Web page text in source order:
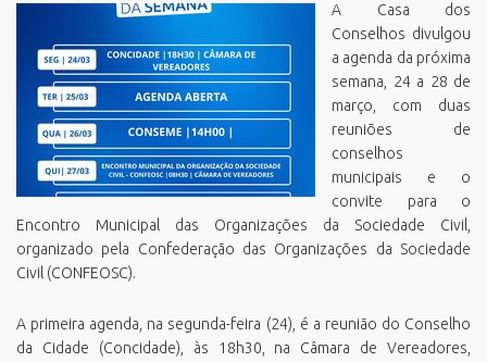
A Casa dos
Conselhos divulgou
a agenda da próxima
semana, 24 a 28 de
março, com duas
reuniões de
conselhos
municipais e o
convite para o
Encontro Municipal das Organizações da Sociedade Civil,
organizado pela Confederação das Organizações da Sociedade
Civil (CONFEOSC).
A primeira agenda, na segunda-feira (24), é a reunião do Conselho
da Cidade (Concidade), às 18h30, na Câmara de Vereadores,